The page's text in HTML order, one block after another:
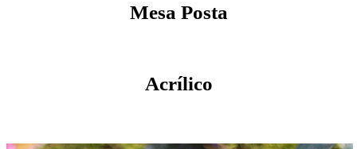
Mesa Posta
Acrílico